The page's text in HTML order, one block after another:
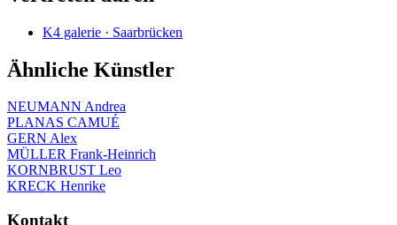
K4 galerie · Saarbrücken
Ähnliche Künstler
NEUMANN Andrea
PLANAS CAMUÉ
GERN Alex
MÜLLER Frank-Heinrich
KORNBRUST Leo
KRECK Henrike
Kontakt